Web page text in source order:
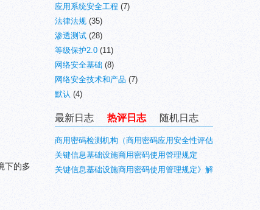
下的多
应用系统安全工程 (7)
法律法规 (35)
渗透测试 (28)
等级保护2.0 (11)
网络安全基础 (8)
网络安全技术和产品 (7)
默认 (4)
最新日志 热评日志 随机日志
商用密码检测机构（商用密码应用安全性评估
业务）目录(最新)
关键信息基础设施商用密码使用管理规定
关键信息基础设施商用密码使用管理规定》解